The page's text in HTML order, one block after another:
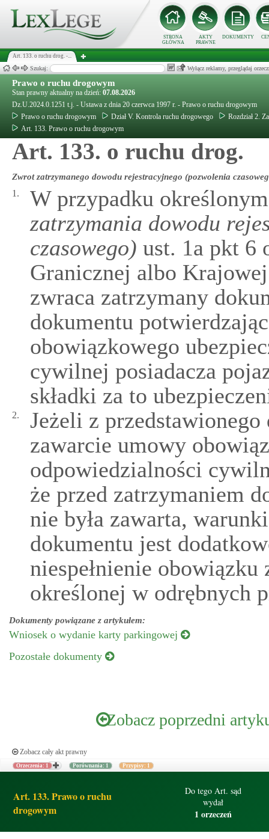
STRONA
GŁÓWNA
AKTY
PRAWNE
DOKUMENTY
Art. 133. o ruchu drog. -...
Szukaj: Wyłącz reklamy, przeglądaj
Prawo o ruchu drogowym
Stan prawny aktualny na dzień: 07.08.2026
Dz.U.2024.0.1251 t.j. - Ustawa z dnia 20 czerwca 1997 r. - Prawo o ruchu drogowym
Prawo o ruchu drogowym
Dział V. Kontrola ruchu drogowego
Rozdział 2.
Art. 133. Prawo o ruchu drogowym
Art. 133. o ruchu drog.
Zwrot zatrzymanego dowodu rejestracyjnego (pozwolenia
1.
W przypadku
zatrzymania dowodu
czasowego) ust. 1a pkt 6
Granicznej albo
zwraca zatrzymany
dokumentu
obowiązkowego
cywilnej posiadacza
składki za to
2.
Jeżeli z
zawarcie umowy
odpowiedzialności
że przed zatrzymaniem
nie była zawarta,
dokumentu jest
niespełnienie
określonej w odrębnych
Dokumenty powiązane z artykułem:
Wniosek o wydanie karty parkingowej
Pozostałe dokumenty
Zobacz poprzedni
Zobacz cały akt prawny
Orzeczenia: 1 Porównania: 1 Przypisy: 1
Art. 133. Prawo o ruchu
drogowym
Do tego Art. sąd
wydał
1 orzeczeń